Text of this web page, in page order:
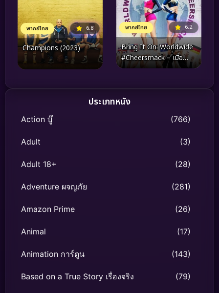
พากย์ไทย 6.8
Champions (2023)
พากย์ไทย 6.2
Bring It On: Worldwide
#Cheersmack – เมื่อ
สมรภูมิเชียร์ลีดเดอร์ข้ามขีด
ประเภทหนัง
Action บู๊ (766)
Adult (3)
Adult 18+ (28)
Adventure ผจญภัย (281)
Amazon Prime (26)
Animal (17)
Animation การ์ตูน (143)
Based on a True Story เรื่องจริง (79)